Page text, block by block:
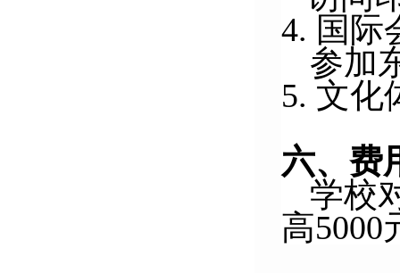
4. 国际
参加
5. 文化
六、费
学校
高5000